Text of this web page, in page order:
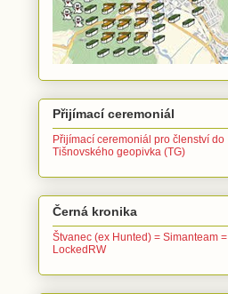
Přijímací ceremoniál
Přijímací ceremoniál pro členství do
Tišnovského geopivka (TG)
Černá kronika
Štvanec (ex Hunted) = Simanteam =
LockedRW